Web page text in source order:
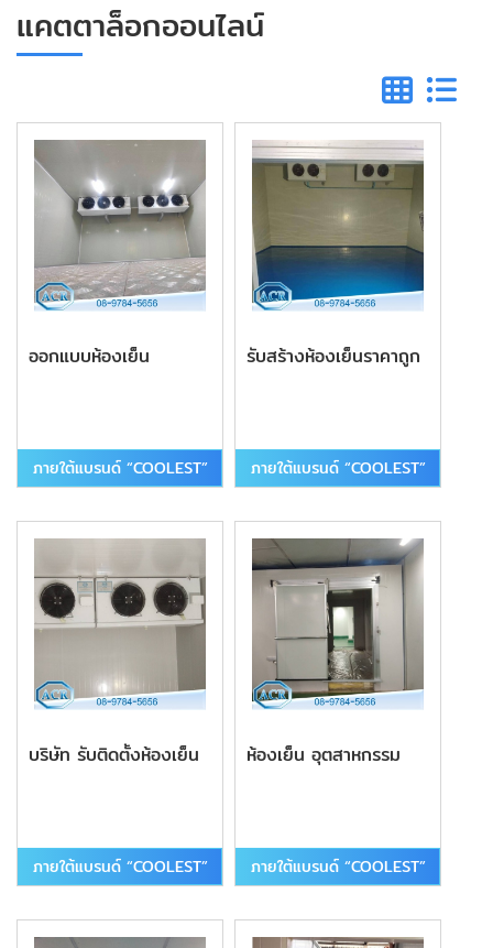
แคตตาล็อกออนไลน์
ออกแบบห้องเย็น
ภายใต้แบรนด์ “COOLEST”
รับสร้างห้องเย็นราคาถูก
ภายใต้แบรนด์ “COOLEST”
บริษัท รับติดตั้งห้องเย็น
ภายใต้แบรนด์ “COOLEST”
ห้องเย็น อุตสาหกรรม
ภายใต้แบรนด์ “COOLEST”